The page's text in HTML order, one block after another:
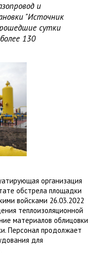
и
"Источник
сутки
130
организация
обстрела площадки
войсками 26.03.2022
теплоизоляционной
материалов облицовки
Персонал продолжает
для